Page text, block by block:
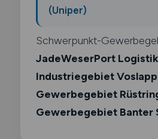
(Uniper)
Schwerpunkt-
JadeWeserPort
Industriegebiet
Gewerbegebiet
Gewerbegebiet Banter